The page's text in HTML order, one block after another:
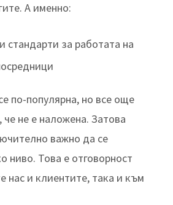
А именно:
стандарти за работата на
по-популярна, но все още
не е наложена. Затова
важно да се
ниво. Това е отговорност
нас и клиентите, така и към